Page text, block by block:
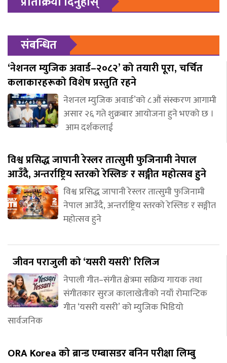
संबन्धित
‘नेशनल म्युजिक अवार्ड–२०८२’ को तयारी पूरा, चर्चित
कलाकारहरूको विशेष प्रस्तुति रहने
नेशनल म्युजिक अवार्ड’को ८औं संस्करण आगामी
असार २६ गते शुक्रबार आयोजना हुने भएको छ ।
आम दर्शकलाई
विश्व प्रसिद्ध जापानी रेस्लर तात्सुमी फुजिनामी नेपाल
आउँदै, अन्तर्राष्ट्रिय स्तरको रेस्लिङ र सङ्गीत महोत्सव हुने
विश्व प्रसिद्ध जापानी रेस्लर तात्सुमी फुजिनामी
नेपाल आउँदै, अन्तर्राष्ट्रिय स्तरको रेस्लिङ र सङ्गीत
महोत्सव हुने
जीवन पराजुली को ‘यसरी यसरी’ रिलिज
नेपाली गीत–संगीत क्षेत्रमा सक्रिय गायक तथा
संगीतकार सुरज कालाखेतीको नयाँ रोमान्टिक
गीत ‘यसरी यसरी’ को म्युजिक भिडियो
सार्वजनिक
ORA Korea को ब्रान्ड एम्बासडर बनिन परीक्षा लिम्बु